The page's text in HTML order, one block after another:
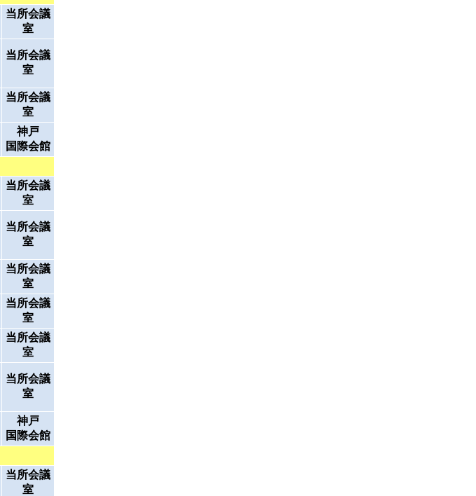
当所会議
室
当所会議
室
当所会議
室
神戸
国際会館
当所会議
室
当所会議
室
当所会議
室
当所会議
室
当所会議
室
当所会議
室
神戸
国際会館
当所会議
室